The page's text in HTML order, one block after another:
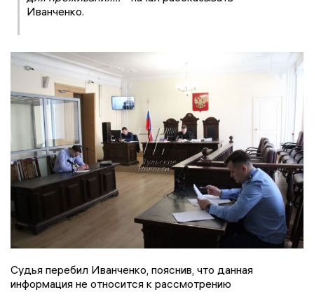
Иванченко.
Судья перебил Иванченко, пояснив, что данная
информация не относится к рассмотрению